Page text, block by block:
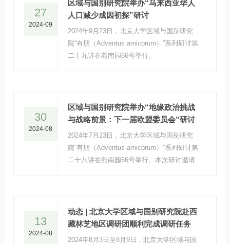
27
2024-09
区域与国别研究院举办“马来西亚华人
人口减少成因初探”研讨
2024年9月23日，北京大学区域与国别研究
院“有朋（Adventus amicorum）”系列研讨第
二十九讲在燕南园66号举行。
30
2024-08
区域与国别研究院举办“地缘政治挑战
与战略前景：下一届欧盟委员会”研讨
2024年7月23日，北京大学区域与国别研究
院“有朋（Adventus amicorum）”系列研讨第
二十八讲在燕南园66号举行。本次研讨邀请
主题为“地缘政治挑战与战略前景:下一届欧盟
委员会”。
13
2024-08
动态 | 北京大学区域与国别研究院赴西
藏林芝地区调研团顺利完成调研任务
2024年8月3日至8月9日，北京大学区域与国